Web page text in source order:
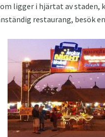
ligger i hjärtat av staden,
restaurang, besök